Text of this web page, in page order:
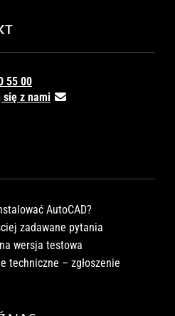
55 00
z nami
AutoCAD?
zadawane pytania
wersja testowa
techniczne – zgłoszenie